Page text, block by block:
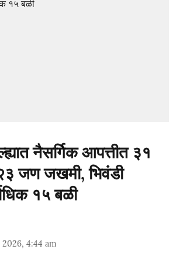
नैसर्गिक आपत्तीत ३१
जण जखमी, भिवंडी
१५ बळी
2026, 4:44 am